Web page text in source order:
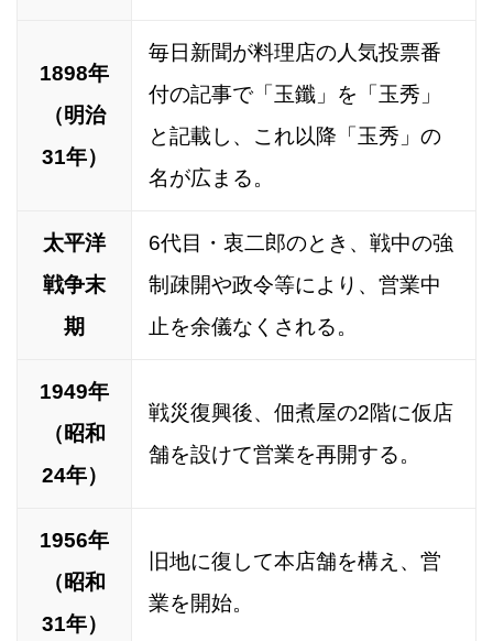
1898年
（明治
31年）
毎日新聞が料理店の人気投票番
付の記事で「玉鑯」を「玉秀」
と記載し、これ以降「玉秀」の
名が広まる。
太平洋
戦争末
期
6代目・衷二郎のとき、戦中の強
制疎開や政令等により、営業中
止を余儀なくされる。
1949年
（昭和
24年）
戦災復興後、佃煮屋の2階に仮店
舗を設けて営業を再開する。
1956年
（昭和
31年）
旧地に復して本店舗を構え、営
業を開始。